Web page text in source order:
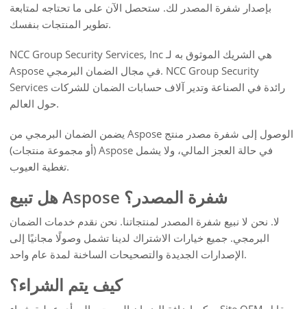
بإصدار شفرة المصدر لك. ستحصل الآن على ما تحتاجه لمتابعة
تطوير المنتجات بنفسك.
NCC Group Security Services, Inc هي الشريك الموثوق به لـ
Aspose في مجال الضمان البرمجي. NCC Group Security
Services رائدة في الصناعة وتدير آلاف حسابات الضمان للشركات
حول العالم.
يضمن الضمان البرمجي من Aspose الوصول إلى شفرة مصدر منتج
(أو مجموعة منتجات) Aspose في حالة العجز المالي، ولا يشمل
تغطية العيوب.
هل تبيع Aspose شفرة المصدر؟
لا. نحن لا نبيع شفرة المصدر لمنتجاتنا. نحن نقدم خدمات الضمان
البرمجي. جميع خيارات الاشتراك لدينا تشمل وصولًا مجانيًا إلى
الإصدارات الجديدة والتصحيحات الساخنة لمدة عام واحد.
كيف يتم الشراء؟